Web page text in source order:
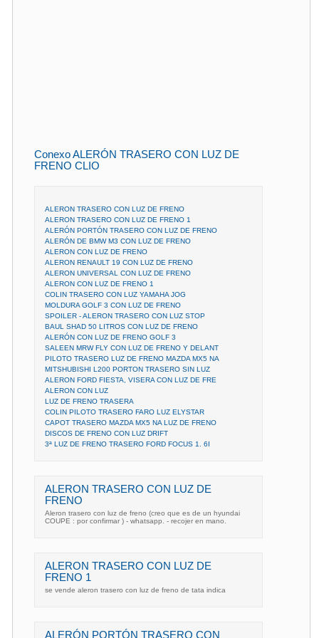
Conexo ALERÓN TRASERO CON LUZ DE
FRENO CLIO
ALERON TRASERO CON LUZ DE FRENO
ALERON TRASERO CON LUZ DE FRENO 1
ALERÓN PORTÓN TRASERO CON LUZ DE FRENO
ALERÓN DE BMW M3 CON LUZ DE FRENO
ALERON CON LUZ DE FRENO
ALERON RENAULT 19 CON LUZ DE FRENO
ALERON UNIVERSAL CON LUZ DE FRENO
ALERON CON LUZ DE FRENO 1
COLIN TRASERO CON LUZ YAMAHA JOG
MOLDURA GOLF 3 CON LUZ DE FRENO
SPOILER - ALERON TRASERO CON LUZ STOP
BAUL SHAD 50 LITROS CON LUZ DE FRENO
ALERÓN CON LUZ DE FRENO GOLF 3
SALEEN MRW FLY CON LUZ DE FRENO Y DELANT
PILOTO TRASERO LUZ DE FRENO MAZDA MX5 NA
MITSHUBISHI L200 PORTON TRASERO SIN LUZ
ALERON FORD FIESTA, VISERA CON LUZ DE FRE
ALERON CON LUZ
LUZ DE FRENO TRASERA
COLIN PILOTO TRASERO FARO LUZ ELYSTAR
CAPOT TRASERO MAZDA MX5 NA LUZ DE FRENO
DISCOS DE FRENO CON LUZ DRIFT
3ª LUZ DE FRENO TRASERO FORD FOCUS 1. 6I
ALERON TRASERO CON LUZ DE
FRENO
Aleron trasero con luz de freno (creo que es de un hyundai
COUPE : por confirmar ) - whatsapp. - recojer en mano.
ALERON TRASERO CON LUZ DE
FRENO 1
se vende aleron trasero con luz de freno de tata indica
ALERÓN PORTÓN TRASERO CON